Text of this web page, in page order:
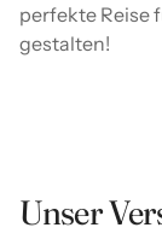
perfekte Reise
gestalten!
Unser